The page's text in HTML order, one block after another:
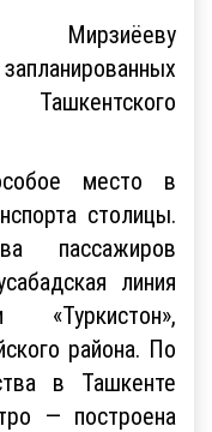
Мирзиёеву
место в
столицы.
пассажиров
линия
района. По
в Ташкенте
— построена